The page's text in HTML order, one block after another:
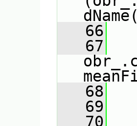
   66
   67
   68
   69
   70